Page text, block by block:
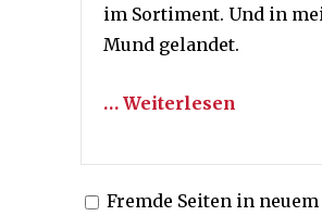
im Sortiment. Und in
Mund gelandet.
… Weiterlesen
Fremde Seiten in